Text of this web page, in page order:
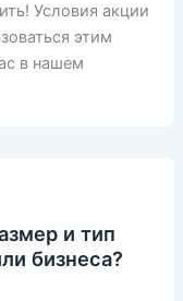
Условия акции
этим
в нашем
и тип
бизнеса?